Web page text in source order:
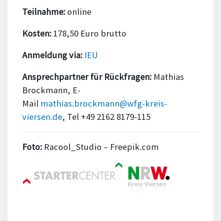
Teilnahme: online
Kosten: 178,50 Euro brutto
Anmeldung via: IEU
Ansprechpartner für Rückfragen: Mathias
Brockmann, E-
Mail mathias.brockmann@wfg-kreis-
viersen.de, Tel +49 2162 8179-115
Foto: Racool_Studio – Freepik.com